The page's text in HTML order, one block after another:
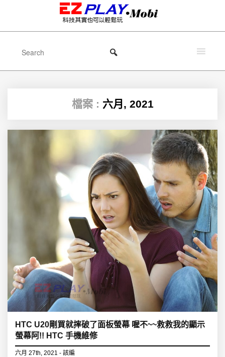
檔案 : 六月, 2021
HTC U20剛買就摔破了面板螢幕 喔不~~救救我的顯示
螢幕阿!! HTC 手機維修
六月 27th, 2021 - 該編